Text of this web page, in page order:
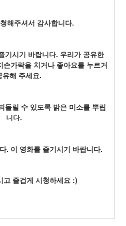
해주셔서 감사합니다.
기시기 바랍니다. 우리가 공유한
가락을 치거나 좋아요를 누르거
유해 주세요.
돌릴 수 있도록 밝은 미소를 뿌립
니다.
. 이 영화를 즐기시기 바랍니다.
고 즐겁게 시청하세요 :)